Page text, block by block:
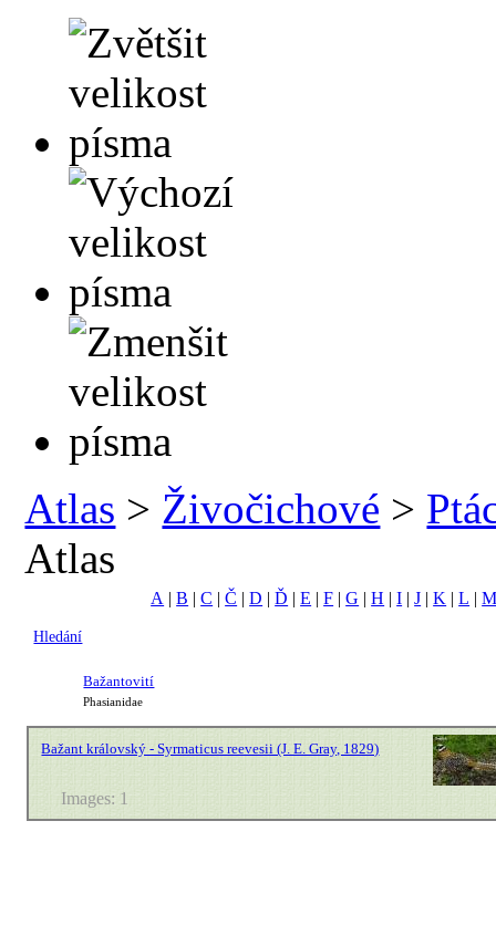
Atlas > Živočichové >
Atlas
A |B |C |Č |D |Ď |E |F |G |H |I |J |K |L |
Hledání
Bažantovití
Phasianidae
Bažant královský - Syrmaticus reevesii (J. E. Gray, 1829)
Images: 1